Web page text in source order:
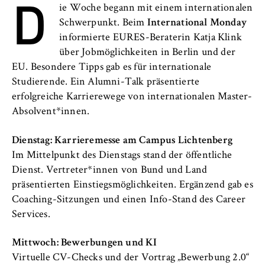
i
n
r
l
i
n
c
h
o
o
l
o
f
E
Neuigkeiten
Veranstaltungen
Personen und Kontakte
Formulare
FB 3 Allgemeine Verwaltung
FB 4 Rechtspflege
FB 5 Polizei und
D
ie Woche begann mit einem internationalen
Schwerpunkt. Beim International Monday
informierte EURES-Beraterin Katja Klink
über Jobmöglichkeiten in Berlin und der
EU. Besondere Tipps gab es für internationale
Studierende. Ein Alumni-Talk präsentierte
erfolgreiche Karrierewege von internationalen Master-
Absolvent*innen.
Dienstag: Karrieremesse am Campus Lichtenberg
Im Mittelpunkt des Dienstags stand der öffentliche
Dienst. Vertreter*innen von Bund und Land
präsentierten Einstiegsmöglichkeiten. Ergänzend gab es
Coaching-Sitzungen und einen Info-Stand des Career
Services.
Mittwoch: Bewerbungen und KI
Virtuelle CV-Checks und der Vortrag „Bewerbung 2.0“
Anbieter:
Betreiber dieser Website
Zweck:
Speichert den Zustimmungsstatus des
Benutzers für Cookies auf der aktuellen
Domäne. Dadurch wird verhindert, dass das
Cookie-Banner bei jedem erneuten Aufruf
Cookie Laufzeit:
1 Jahr
TYPO3 Frontend Nutzer
fe_typo_user